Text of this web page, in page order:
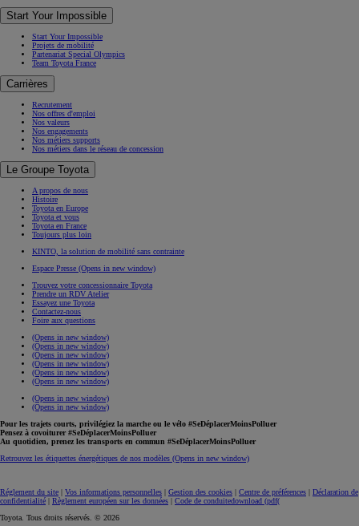
Start Your Impossible
Start Your Impossible
Projets de mobilité
Partenariat Special Olympics
Team Toyota France
Carrières
Recrutement
Nos offres d'emploi
Nos valeurs
Nos engagements
Nos métiers supports
Nos métiers dans le réseau de concession
Le Groupe Toyota
A propos de nous
Histoire
Toyota en Europe
Toyota et vous
Toyota en France
Toujours plus loin
KINTO, la solution de mobilité sans contrainte
Espace Presse (Opens in new window)
Trouvez votre concessionnaire Toyota
Prendre un RDV Atelier
Essayez une Toyota
Contactez-nous
Foire aux questions
(Opens in new window)
(Opens in new window)
(Opens in new window)
(Opens in new window)
(Opens in new window)
(Opens in new window)
(Opens in new window)
(Opens in new window)
Pour les trajets courts, privilégiez la marche ou le vélo #SeDéplacerMoinsPolluer
Pensez à covoiturer #SeDéplacerMoinsPolluer
Au quotidien, prenez les transports en commun #SeDéplacerMoinsPolluer
Retrouvez les étiquettes énergétiques de nos modèles (Opens in new window)
Réglement du site | Vos informations personnelles | Gestion des cookies | Centre de préférences | Déclaration de
confidentialité | Règlement européen sur les données | Code de conduitedownload (pdf(
Toyota. Tous droits réservés. © 2026